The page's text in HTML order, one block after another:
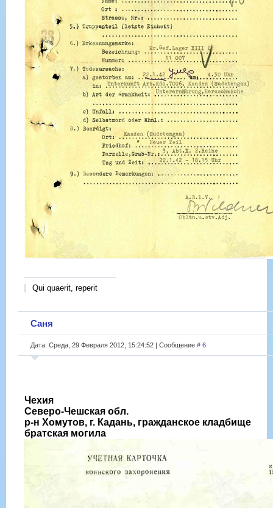
Qui quaerit, reperit
Саня
Дата: Среда, 29 Февраля 2012, 15:24:52 | Сообщение # 6
Чехия
Северо-Чешская обл.
р-н Хомутов, г. Кадань, гражданское кладбище
братская могила